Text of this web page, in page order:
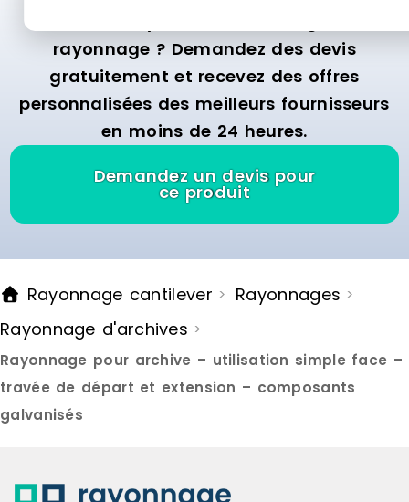
rayonnage ? Demandez des devis
gratuitement et recevez des offres
personnalisées des meilleurs fournisseurs
en moins de 24 heures.
Demandez un devis pour
ce produit
Rayonnage cantilever > Rayonnages >
Rayonnage d'archives >
Rayonnage pour archive – utilisation simple face –
travée de départ et extension – composants
galvanisés